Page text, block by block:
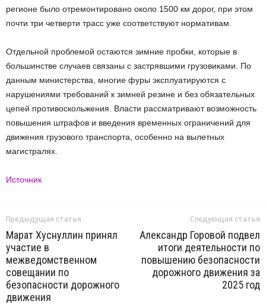
регионе было отремонтировано около 1500 км дорог, при этом
почти три четверти трасс уже соответствуют нормативам.
Отдельной проблемой остаются зимние пробки, которые в
большинстве случаев связаны с застрявшими грузовиками. По
данным министерства, многие фуры эксплуатируются с
нарушениями требований к зимней резине и без обязательных
цепей противоскольжения. Власти рассматривают возможность
повышения штрафов и введения временных ограничений для
движения грузового транспорта, особенно на вылетных
магистралях.
Источник
Предыдущая статья
Марат Хуснуллин принял
участие в
межведомственном
совещании по
безопасности дорожного
движения
Следующая статья
Александр Горовой подвел
итоги деятельности по
повышению безопасности
дорожного движения за
2025 год